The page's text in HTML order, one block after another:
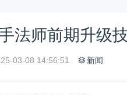
法师前期升级
03-08 14:56:51 新闻